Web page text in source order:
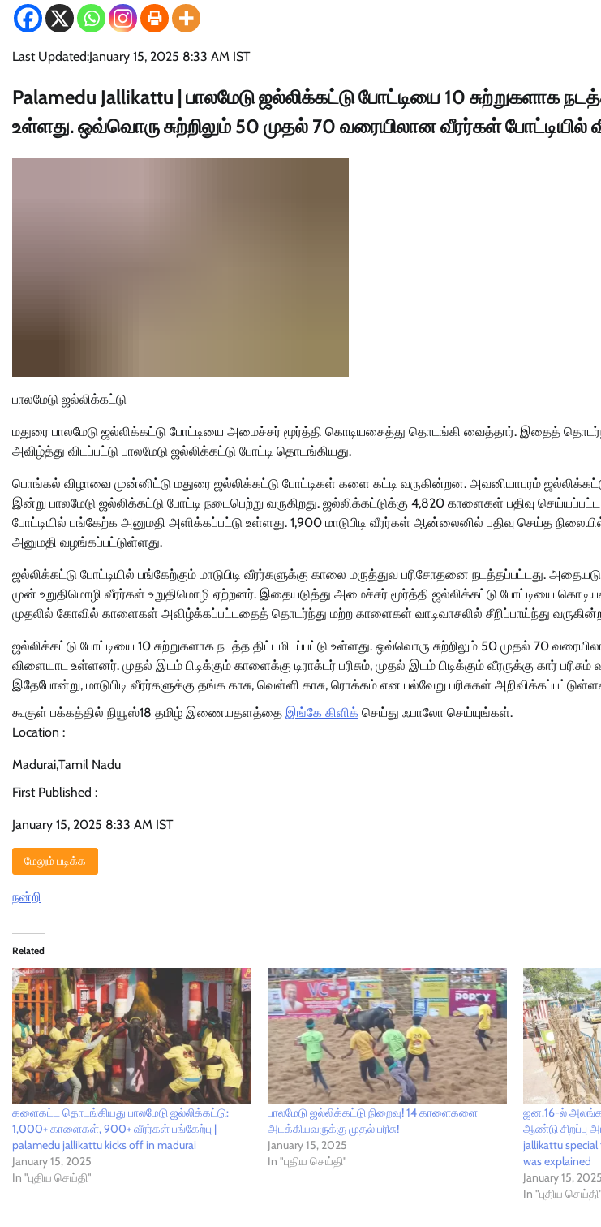
Last Updated:January 15, 2025 8:33 AM IST
Palamedu Jallikattu | பாலமேடு ஜல்லிக்கட்டு போட்டியை 10 சுற்றுகளாக
உள்ளது. ஒவ்வொரு சுற்றிலும் 50 முதல் 70 வரையிலான வீரர்கள்
பாலமேடு ஜல்லிக்கட்டு
மதுரை பாலமேடு ஜல்லிக்கட்டு போட்டியை அமைச்சர் மூர்த்தி கொடியசைத்து தொடங்கி வைத்தார். இதைத்
அவிழ்த்து விடப்பட்டு பாலமேடு ஜல்லிக்கட்டு போட்டி தொடங்கியது.
பொங்கல் விழாவை முன்னிட்டு மதுரை ஜல்லிக்கட்டு போட்டிகள் களை கட்டி வருகின்றன. அவனியாபுரம்
இன்று பாலமேடு ஜல்லிக்கட்டு போட்டி நடைபெற்று வருகிறது. ஜல்லிக்கட்டுக்கு 4,820 காளைகள் பதிவு
போட்டியில் பங்கேற்க அனுமதி அளிக்கப்பட்டு உள்ளது. 1,900 மாடுபிடி வீரர்கள் ஆன்லைனில் பதிவு செய்த
அனுமதி வழங்கப்பட்டுள்ளது.
ஜல்லிக்கட்டு போட்டியில் பங்கேற்கும் மாடுபிடி வீரர்களுக்கு காலை மருத்துவ பரிசோதனை நடத்தப்பட்டது.
முன் உறுதிமொழி வீரர்கள் உறுதிமொழி ஏற்றனர். இதையடுத்து அமைச்சர் மூர்த்தி ஜல்லிக்கட்டு போட்டியை
முதலில் கோவில் காளைகள் அவிழ்க்கப்பட்டதைத் தொடர்ந்து மற்ற காளைகள் வாடிவாசலில் சீறிப்பாய்ந்து
ஜல்லிக்கட்டு போட்டியை 10 சுற்றுகளாக நடத்த திட்டமிடப்பட்டு உள்ளது. ஒவ்வொரு சுற்றிலும் 50 முதல் 70
விளையாட உள்ளனர். முதல் இடம் பிடிக்கும் காளைக்கு டிராக்டர் பரிசும், முதல் இடம் பிடிக்கும் வீரருக்கு கார்
இதேபோன்று, மாடுபிடி வீரர்களுக்கு தங்க காசு, வெள்ளி காசு, ரொக்கம் என பல்வேறு பரிசுகள்
கூகுள் பக்கத்தில் நியூஸ்18 தமிழ் இணையதளத்தை இங்கே கிளிக் செய்து ஃபாலோ செய்யுங்கள்.
Location :
Madurai,Tamil Nadu
First Published :
January 15, 2025 8:33 AM IST
மேலும் படிக்க
நன்றி
Related
களைகட்ட தொடங்கியது பாலமேடு ஜல்லிக்கட்டு:
1,000+ காளைகள், 900+ வீரர்கள் பங்கேற்பு |
palamedu jallikattu kicks off in madurai
January 15, 2025
In "புதிய செய்தி"
பாலமேடு ஜல்லிக்கட்டு நிறைவு! 14 காளைகளை
அடக்கியவருக்கு முதல் பரிசு!
January 15, 2025
In "புதிய செய்தி"
ஜன.16-ல்
ஆண்டு
jallikattu
was explained
January 15, 2025
In "புதிய செய்தி"